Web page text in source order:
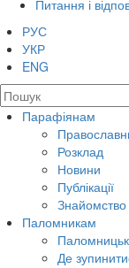
Питання і
РУС
УКР
ENG
Парафіянам
Розклад
Новини
Публікації
Паломникам
Де